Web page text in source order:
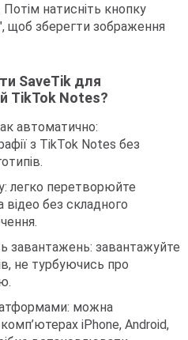
натисніть кнопку
щоб зберегти зображення
SaveTik для
TikTok Notes?
автоматично:
з TikTok Notes без
легко перетворюйте
відео без складного
завантажень: завантажуйте
не турбуючись про
можна
iPhone, Android,